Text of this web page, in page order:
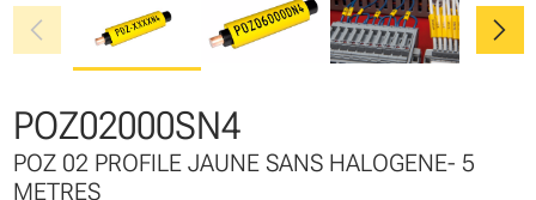
chevron_left chevron_right
POZ02000SN4
POZ 02 PROFILE JAUNE SANS HALOGENE- 5
METRES